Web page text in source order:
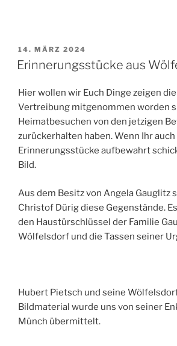
VERÖFFENTLICHT
AM
14. MÄRZ 2024
Erinnerungsstücke aus
Hier wollen wir Euch Dinge zeigen
Vertreibung mitgenommen worden
Heimatbesuchen von den jetzigen
zurückerhalten haben. Wenn Ihr
Erinnerungsstücke aufbewahrt
Bild.
Aus dem Besitz von Angela Gauglitz
Christof Dürig diese Gegenstände.
den Haustürschlüssel der Familie
Wölfelsdorf und die Tassen seiner
Hubert Pietsch und seine
Bildmaterial wurde uns von seiner
Münch übermittelt.